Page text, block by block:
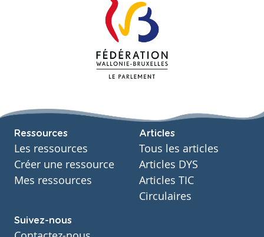
Ressources
Les ressources
Créer une ressource
Mes ressources
Articles
Tous les articles
Articles DYS
Articles TIC
Circulaires
Suivez-nous